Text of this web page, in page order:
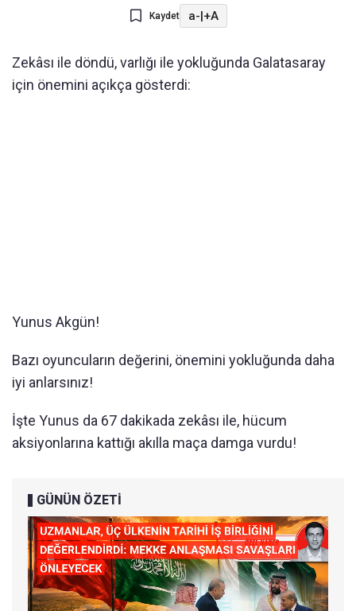
Kaydet a-|+A
Zekâsı ile döndü, varlığı ile yokluğunda Galatasaray
için önemini açıkça gösterdi:
Yunus Akgün!
Bazı oyuncuların değerini, önemini yokluğunda daha
iyi anlarsınız!
İşte Yunus da 67 dakikada zekâsı ile, hücum
aksiyonlarına kattığı akılla maça damga vurdu!
GÜNÜN ÖZETİ